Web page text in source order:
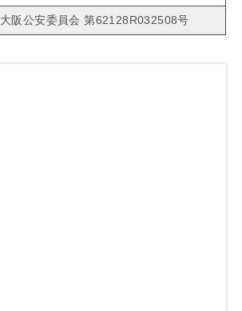
大阪公安委員会 第62128R032508号